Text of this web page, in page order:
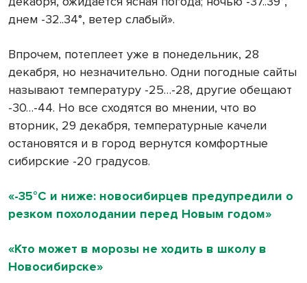
днем -32..34°, ветер слабый».
Впрочем, потеплеет уже в понедельник, 28
декабря, но незначительно. Одни погодные сайты
называют температуру -25…-28, другие обещают
-30…-44. Но все сходятся во мнении, что во
вторник, 29 декабря, температурные качели
остановятся и в город вернутся комфортные
сибирские -20 градусов.
«-35°С и ниже: новосибирцев предупредили о
резком похолодании перед Новым годом»
«Кто может в морозы не ходить в школу в
Новосибирске»